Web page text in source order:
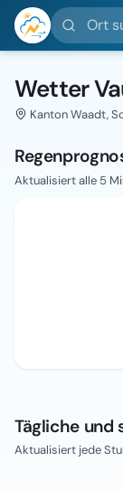
Ort suchen
Wetter
Kanton Waadt,
Aktualisiert alle 5
Tägliche und
Aktualisiert jede